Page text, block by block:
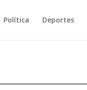
Política Deportes